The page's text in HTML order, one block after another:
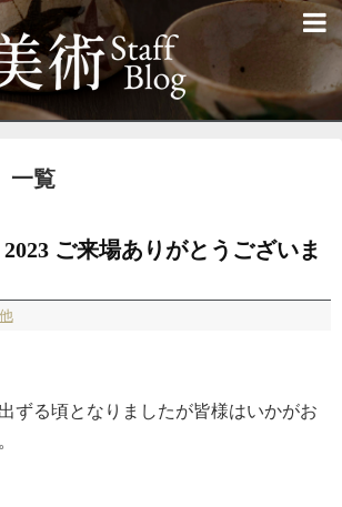
一覧
ご来場ありがとうございま
ずる頃となりましたが皆様はいかがお